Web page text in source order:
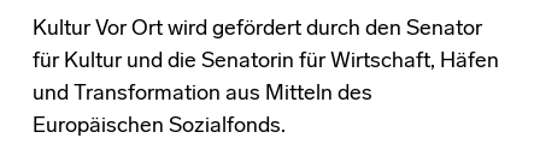
Kultur Vor Ort wird gefördert durch den Senator
für Kultur und die Senatorin für Wirtschaft, Häfen
und Transformation aus Mitteln des
Europäischen Sozialfonds.